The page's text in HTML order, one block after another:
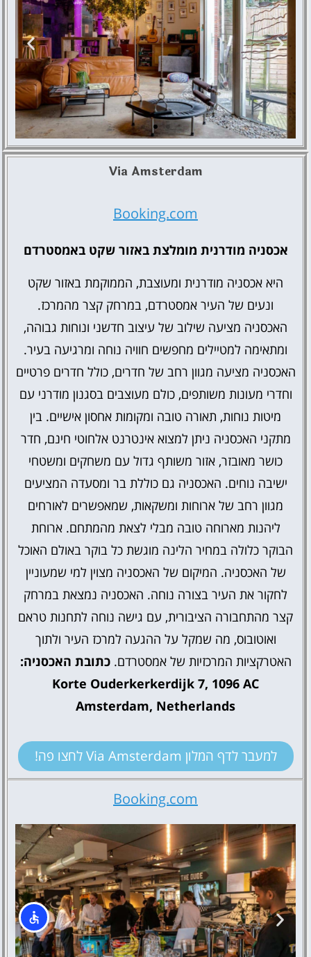
ClinkMama
Via Amsterdam
Booking.com
אכסניה מודרנית מומלצת באזור שקט באמסטרדם
היא אכסניה מודרנית ומעוצבת, הממוקמת באזור שקט
ונעים של העיר אמסטרדם, במרחק קצר מהמרכז.
האכסניה מציעה שילוב של עיצוב חדשני ונוחות גבוהה,
ומתאימה למטיילים מחפשים חוויה נוחה ומרגיעה בעיר.
האכסניה מציעה מגוון רחב של חדרים, כולל חדרים פרטיים
וחדרי מעונות משותפים, כולם מעוצבים בסגנון מודרני עם
מיטות נוחות, תאורה טובה ומקומות אחסון אישיים. בין
מתקני האכסניה ניתן למצוא אינטרנט אלחוטי חינם, חדר
כושר מאובזר, אזור משותף גדול עם משחקים ומשטחי
ישיבה נוחים. האכסניה גם כוללת בר ומסעדה המציעים
מגוון רחב של ארוחות ומשקאות, שמאפשרים לאורחים
ליהנות מארוחה טובה מבלי לצאת מהמתחם. ארוחת
הבוקר כלולה במחיר הלינה מוגשת כל בוקר באולם האוכל
של האכסניה. המיקום של האכסניה מצוין למי שמעוניין
לחקור את העיר בצורה נוחה. האכסניה נמצאת במרחק
קצר מהתחבורה הציבורית, עם גישה נוחה לתחנות טראם
ואוטובוס, מה שמקל על ההגעה למרכז העיר ולתוך
האטרקציות המרכזיות של אמסטרדם.כתובת האכסניה:
Korte Ouderkerkerdijk 7, 1096 AC
Amsterdam, Netherlands
למעבר לדף המלון Via Amsterdam לחצו פה!
Booking.com